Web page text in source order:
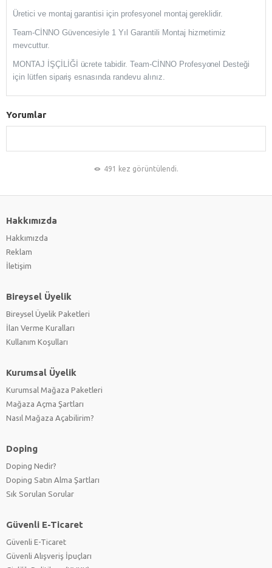
Üretici ve montaj garantisi için profesyonel montaj gereklidir.
Team-CİNNO Güvencesiyle 1 Yıl Garantili Montaj hizmetimiz
mevcuttur.
MONTAJ İŞÇİLİĞİ ücrete tabidir. Team-CİNNO Profesyonel Desteği
için lütfen sipariş esnasında randevu alınız.
Yorumlar
491 kez görüntülendi.
Hakkımızda
Hakkımızda
Reklam
İletişim
Bireysel Üyelik
Bireysel Üyelik Paketleri
İlan Verme Kuralları
Kullanım Koşulları
Kurumsal Üyelik
Kurumsal Mağaza Paketleri
Mağaza Açma Şartları
Nasıl Mağaza Açabilirim?
Doping
Doping Nedir?
Doping Satın Alma Şartları
Sık Sorulan Sorular
Güvenli E-Ticaret
Güvenli E-Ticaret
Güvenli Alışveriş İpuçları